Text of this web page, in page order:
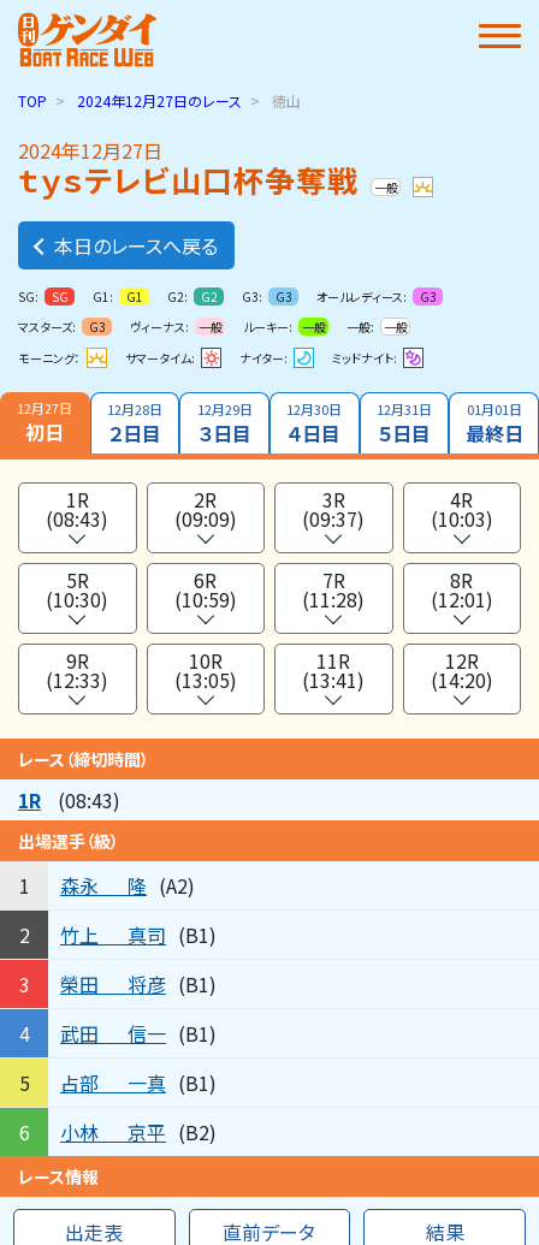
TOP 2024年12月27日のレース 徳山
2024年12月27日
ｔｙｓテレビ山口杯争奪戦 一般
本日のレースへ戻る
SG: SG G1: G1 G2: G2 G3: G3 オールレディース:
G3
マスターズ:
G3 ヴィーナス: 一般 ルーキー: 一般 一般: 一般
モーニング：
サマータイム: ナイター: ミッドナイト:
12月27日
初日
12月28日
２日目
12月29日
３日目
12月30日
４日目
12月31日
５日目
01月01日
最終日
1R
(08:43)
2R
(09:09)
3R
(09:37)
4R
(10:03)
5R
(10:30)
6R
(10:59)
7R
(11:28)
8R
(12:01)
9R
(12:33)
10R
(13:05)
11R
(13:41)
12R
(14:20)
レース（締切時間）
1R (08:43)
出場選手（級）
1 森永 隆 (A2)
2
竹上 真司 (B1)
3
榮田 将彦 (B1)
4
武田 信一 (B1)
5
占部 一真 (B1)
6
小林 京平 (B2)
レース情報
出走表 直前データ 結果